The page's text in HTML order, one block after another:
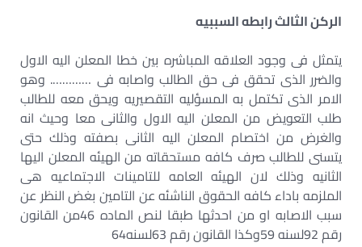
الركن الثالث رابطه السببيه
يتمثل فى وجود العلاقه المباشره بين خطا المعلن اليه الاول
والضرر الذى تحقق فى حق الطالب واصابه فى …………. وهو
الامر الذى تكتمل به المسؤليه التقصيريه ويحق معه للطالب
طلب التعويض من المعلن اليه الاول والثانى معا وحيث انه
والغرض من اختصام المعلن اليه الثانى بصفته وذلك حتى
يتسنى للطالب صرف كافه مستحقاته من الهيئه المعلن اليها
الثانيه وذلك لان الهيئه العامه للتامينات الاجتماعيه هى
الملزمه باداء كافه الحقوق الناشئه عن التامين بغض النظر عن
سبب الاصابه او من احدثها طبقا لنص الماده 46من القانون
رقم 92لسنه 59وكذا القانون رقم 63لسنه64